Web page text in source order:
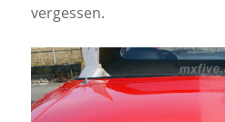
vergessen.